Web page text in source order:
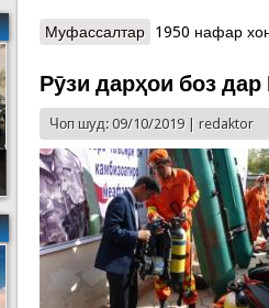
Муфассалтар о1950 нафар
Рӯзи дарҳои боз
Чоп шуд: 09/10/2019 |redaktor